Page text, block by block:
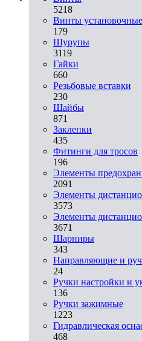
5218
Винты установочные
179
Шурупы
3119
Гайки
660
Резьбовые вставки
230
Шайбы
871
Заклепки
435
Фитинги для тросов
196
Элементы
2091
Элементы
3573
Элементы
3671
Шарниры
343
Направляющие и
24
Ручки настройки и
136
Ручки зажимные
1223
Гидравлическая
468